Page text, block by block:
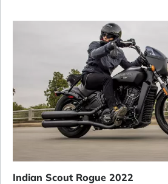
Indian Scout Rogue 2022